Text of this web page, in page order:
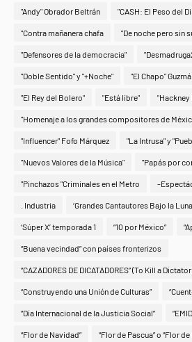
"Andy" Obrador Beltrán "CASH: El Peso del
"Contra mañanera chafa "De noche pero sin
"Defensores de la democracia"
"Doble Sentido" y "+Noche" "El Chapo"
"El Rey del Bolero" "Está libre"
"Homenaje a los grandes compositores de
"Influencer" Fofo Márquez "La Intrusa" y
"Nuevos Valores de la Música" "Papás por
"Pinchazos "Criminales en el Metro -
. Industria ‘Grandes Cantautores Bajo la Luna
‘Súper X’ temporada 1 “10 por México”
“Buena vecindad” con países fronterizos
“CAZADORES DE DICATADORES” (To Kill a
“Construyendo una Unión de Culturas”
“Día Internacional de la Justicia Social”
“Flor de Navidad” “Flor de Pascua” o “Flor de